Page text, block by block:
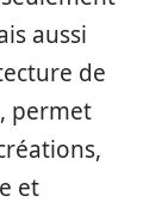
aussi
de
permet
et